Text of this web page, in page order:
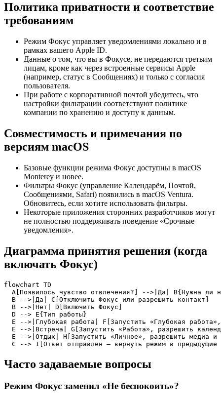
Политика приватности и соответствие
требованиям
Режим Фокус управляет уведомлениями локально и в
рамках вашего Apple ID.
Данные о том, что вы в Фокусе, не передаются третьим
лицам, кроме как через встроенные сервисы Apple
(например, статус в Сообщениях) и только с согласия
пользователя.
При работе с корпоративной почтой убедитесь, что
настройки фильтрации соответствуют политике
компании по хранению и доступу к данным.
Совместимость и примечания по
версиям macOS
Базовые функции режима Фокус доступны в macOS
Monterey и новее.
Фильтры Фокус (управление Календарём, Почтой,
Сообщениями, Safari) появились в macOS Ventura.
Обновитесь, если хотите использовать фильтры.
Некоторые приложения сторонних разработчиков могут
не полностью поддерживать поведение «Срочные
уведомления».
Диаграмма принятия решения (когда
включать Фокус)
flowchart TD
A[Появилось чувство отвлечения?] -->|Да| B{Нужна ли
  B -->|Да| C[Отключить Фокус или разрешить контакт]
  B -->|Нет| D[Включить Фокус]
  D --> E{Тип работы}
E -->|Глубокая работа| F[Запустить «Глубокая
E -->|Встреча| G[Запустить «Работа», разрешить
E -->|Отдых| H[Запустить «Личное», разрешить медиа и
C --> I[Ответ отправлен — вернуть режим в предыдущие
Часто задаваемые вопросы
Режим Фокус заменил «Не беспокоить»?